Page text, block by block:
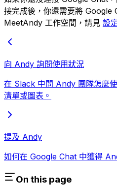
接完成後，你還需要將 Google
MeetAndy 工作空間，請見 設
向 Andy 詢問使用狀況
在 Slack 中問 Andy 團隊怎麼
清單或圖表。
提及 Andy
如何在 Google Chat 中獲得
On this page